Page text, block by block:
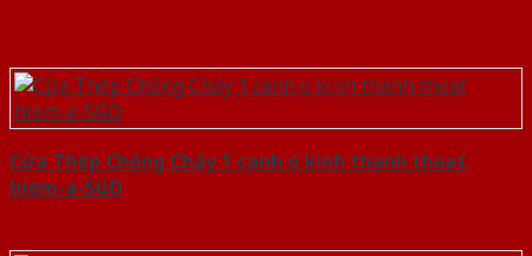
Cửa Thép Chống Cháy 1 canh o kinh thanh thoat
hiem-a-SGD